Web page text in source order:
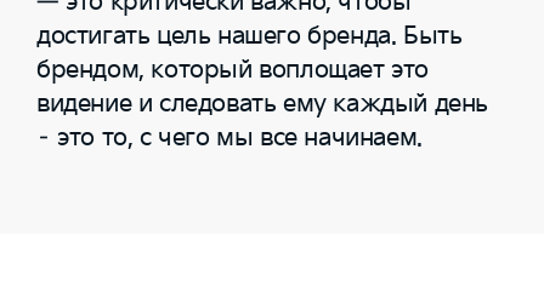
достигать цель нашего бренда. Быть
брендом, который воплощает это
видение и следовать ему каждый день
– это то, с чего мы все начинаем.